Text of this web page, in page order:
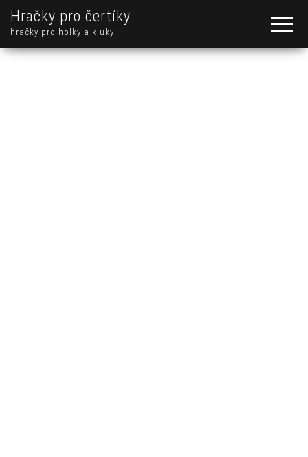
Hračky pro čertíky
hračky pro holky a kluky